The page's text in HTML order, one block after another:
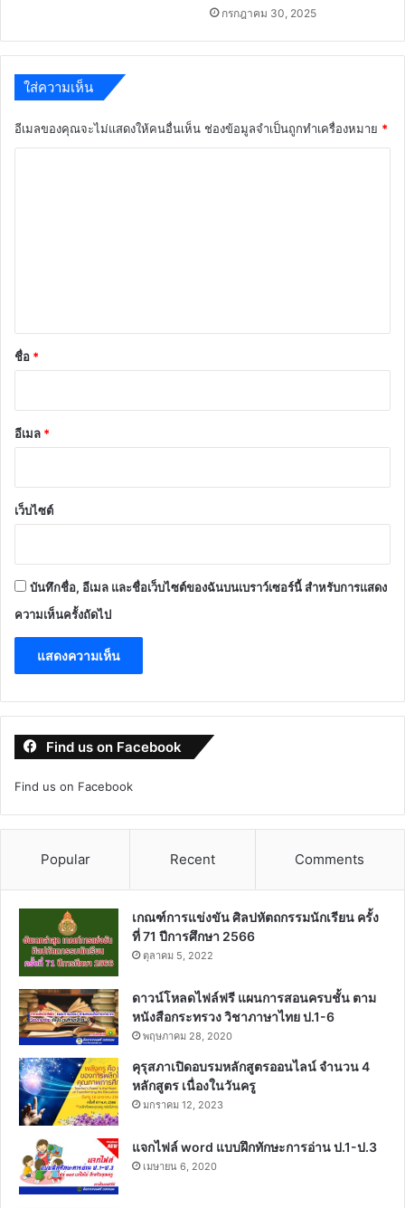
กรกฎาคม 30, 2025
ใส่ความเห็น
อีเมลของคุณจะไม่แสดงให้คนอื่นเห็น ช่องข้อมูลจำเป็นถูกทำเครื่องหมาย *
*
ชื่อ *
อีเมล *
เว็บไซต์
บันทึกชื่อ, อีเมล และชื่อเว็บไซต์ของฉันบนเบราว์เซอร์นี้ สำหรับการแสดง
ความเห็นครั้งถัดไป
Find us on Facebook
Find us on Facebook
Popular Recent Comments
เกณฑ์การแข่งขัน ศิลปหัตถกรรมนักเรียน ครั้ง
ที่ 71 ปีการศึกษา 2566
ตุลาคม 5, 2022
ดาวน์โหลดไฟล์ฟรี แผนการสอนครบชั้น ตาม
หนังสือกระทรวง วิชาภาษาไทย ป.1-6
พฤษภาคม 28, 2020
คุรุสภาเปิดอบรมหลักสูตรออนไลน์ จำนวน 4
หลักสูตร เนื่องในวันครู
มกราคม 12, 2023
แจกไฟล์ word แบบฝึกทักษะการอ่าน ป.1-ป.3
เมษายน 6, 2020